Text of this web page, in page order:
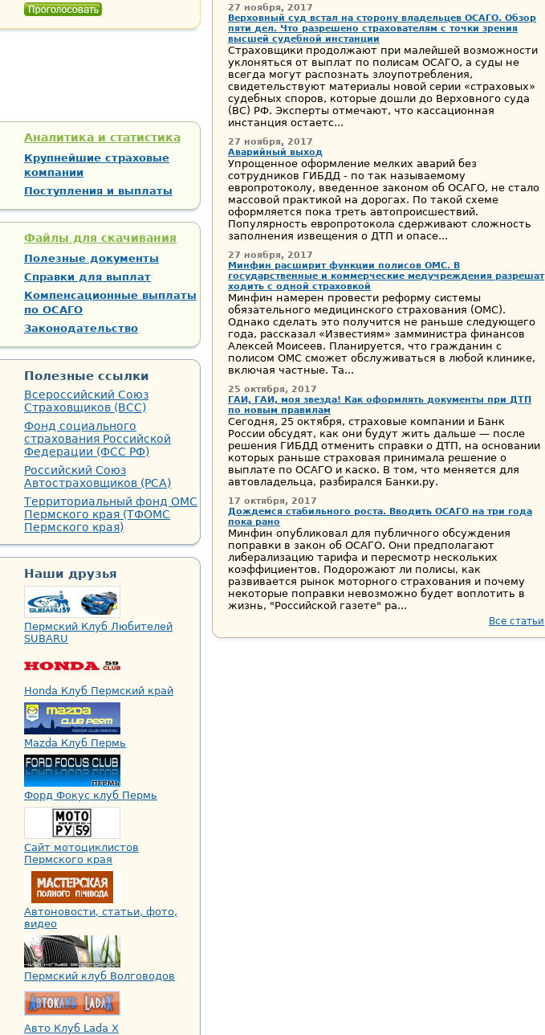
27 ноября, 2017
Верховный суд встал на сторону владельцев ОСАГО. Обзор
пяти дел. Что разрешено страхователям с точки зрения
высшей судебной инстанции
Страховщики продолжают при малейшей возможности
уклоняться от выплат по полисам ОСАГО, а суды не
всегда могут распознать злоупотребления,
свидетельствуют материалы новой серии «страховых»
судебных споров, которые дошли до Верховного суда
(ВС) РФ. Эксперты отмечают, что кассационная
инстанция остаетс...
27 ноября, 2017
Аварийный выход
Упрощенное оформление мелких аварий без
сотрудников ГИБДД - по так называемому
европротоколу, введенное законом об ОСАГО, не стало
массовой практикой на дорогах. По такой схеме
оформляется пока треть автопроисшествий.
Популярность европротокола сдерживают сложность
заполнения извещения о ДТП и опасе...
27 ноября, 2017
Минфин расширит функции полисов ОМС. В
государственные и коммерческие медучреждения разрешат
ходить с одной страховкой
Минфин намерен провести реформу системы
обязательного медицинского страхования (ОМС).
Однако сделать это получится не раньше следующего
года, рассказал «Известиям» замминистра финансов
Алексей Моисеев. Планируется, что гражданин с
полисом ОМС сможет обслуживаться в любой клинике,
включая частные. Та...
25 октября, 2017
ГАИ, ГАИ, моя звезда! Как оформлять документы при ДТП
по новым правилам
Сегодня, 25 октября, страховые компании и Банк
России обсудят, как они будут жить дальше — после
решения ГИБДД отменить справки о ДТП, на основании
которых раньше страховая принимала решение о
выплате по ОСАГО и каско. В том, что меняется для
автовладельца, разбирался Банки.ру.
17 октября, 2017
Дождемся стабильного роста. Вводить ОСАГО на три года
пока рано
Минфин опубликовал для публичного обсуждения
поправки в закон об ОСАГО. Они предполагают
либерализацию тарифа и пересмотр нескольких
коэффициентов. Подорожают ли полисы, как
развивается рынок моторного страхования и почему
некоторые поправки невозможно будет воплотить в
жизнь, "Российской газете" ра...
Все статьи
Аналитика и статистика
Крупнейшие страховые
компании
Поступления и выплаты
Файлы для скачивания
Полезные документы
Справки для выплат
Компенсационные выплаты
по ОСАГО
Законодательство
Полезные ссылки
Всероссийский Союз
Страховщиков (ВСС)
Фонд социального
страхования Российской
Федерации (ФСС РФ)
Российский Союз
Автостраховщиков (РСА)
Территориальный фонд ОМС
Пермского края (ТФОМС
Пермского края)
Наши друзья
Пермский Клуб Любителей
SUBARU
Honda Клуб Пермский край
Mazda Клуб Пермь
Форд Фокус клуб Пермь
Сайт мотоциклистов
Пермского края
Автоновости, статьи, фото,
видео
Пермский клуб Волговодов
Авто Клуб Lada X